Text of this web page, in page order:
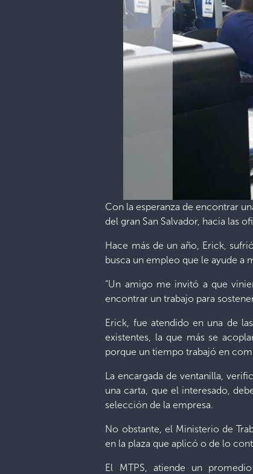
Con la esperanza de encontrar
del gran San Salvador, hacia las
Hace más de un año, Erick,
busca un empleo que le ayude a
“Un amigo me invitó a que
encontrar un trabajo para
Erick, fue atendido en una de
existentes, la que más se
porque un tiempo trabajó en
La encargada de ventanilla,
una carta, que el interesado,
selección de la empresa.
No obstante, el Ministerio de
en la plaza que aplicó o de lo
El MTPS, atiende un